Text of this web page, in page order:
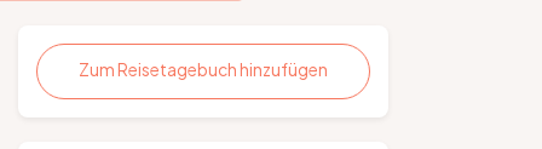
Zum Reisetagebuch hinzufügen